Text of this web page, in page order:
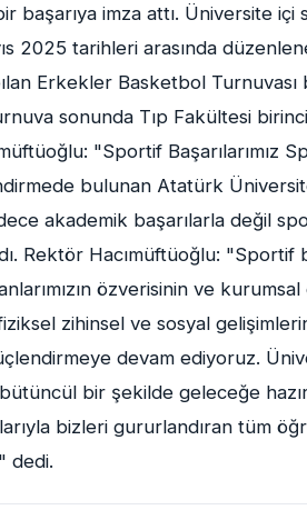
başarıya imza attı. Üniversite
2025 tarihleri arasında
Erkekler Basketbol
sonunda Tıp Fakültesi
"Sportif Başarılarımız
bulunan Atatürk
akademik başarılarla değil
Rektör Hacımüftüoğlu: "Sportif
özverisinin ve
zihinsel ve sosyal
devam ediyoruz.
bir şekilde geleceğe
bizleri gururlandıran tüm
dedi.